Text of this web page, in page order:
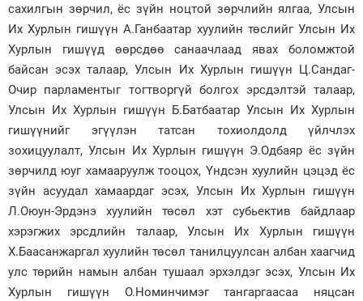
сахилгын зөрчил, ёс зүйн ноцтой зөрчлийн ялгаа, Улсын
Их Хурлын гишүүн А.Ганбаатар хуулийн төслийг Улсын Их
Хурлын гишүүд өөрсдөө санаачлаад явах боломжтой
байсан эсэх талаар, Улсын Их Хурлын гишүүн Ц.Сандаг-
Очир парламентыг тогтворгүй болгох эрсдэлтэй талаар,
Улсын Их Хурлын гишүүн Б.Батбаатар Улсын Их Хурлын
гишүүнийг эгүүлэн татсан тохиолдолд үйлчлэх
зохицуулалт, Улсын Их Хурлын гишүүн Э.Одбаяр ёс зүйн
зөрчилд юуг хамааруулж тооцох, Үндсэн хуулийн цэцэд ёс
зүйн асуудал хамаардаг эсэх, Улсын Их Хурлын гишүүн
Л.Оюун-Эрдэнэ хуулийн төсөл хэт субьектив байдлаар
хэрэгжих эрсдлийн талаар, Улсын Их Хурлын гишүүн
Х.Баасанжаргал хуулийн төсөл танилцуулсан албан хаагчид
улс төрийн намын албан тушаал эрхэлдэг эсэх, Улсын Их
Хурлын гишүүн О.Номинчимэг тангаргаасаа няцсан